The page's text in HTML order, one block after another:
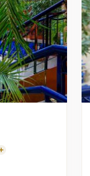
En